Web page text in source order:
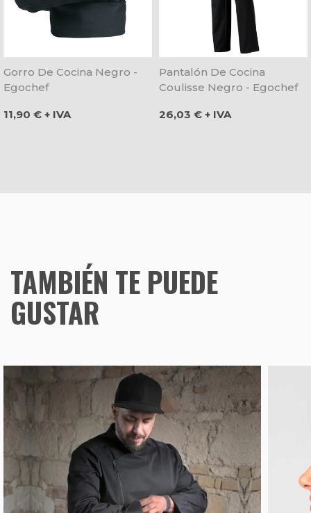
Gorro De Cocina Negro -
Egochef
Precio
11,90 € + IVA
Pantalón De Cocina
Coulisse Negro - Egochef
Precio
26,03 € + IVA
TAMBIÉN TE PUEDE
GUSTAR